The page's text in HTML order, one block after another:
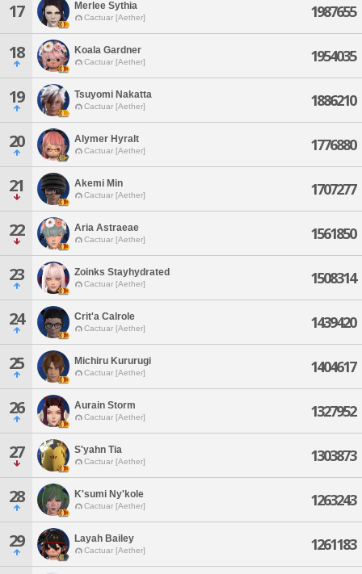
17 Merlee Sythia
Cactuar [Aether] 1987655
18 Koala Gardner
Cactuar [Aether] 1954035
19 Tsuyomi Nakatta
Cactuar [Aether] 1886210
20 Alymer Hyralt
Cactuar [Aether] 1776880
21 Akemi Min
Cactuar [Aether] 1707277
22 Aria Astraeae
Cactuar [Aether] 1561850
23 Zoinks Stayhydrated
Cactuar [Aether] 1508314
24 Crit'a Calrole
Cactuar [Aether] 1439420
25 Michiru Kururugi
Cactuar [Aether] 1404617
26 Aurain Storm
Cactuar [Aether] 1327952
27 S'yahn Tia
Cactuar [Aether] 1303873
28 K'sumi Ny'kole
Cactuar [Aether] 1263243
29 Layah Bailey
Cactuar [Aether] 1261183